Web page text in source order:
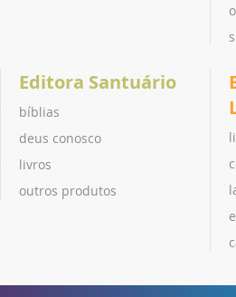
Editora Santuário
bíblias
deus conosco
livros
outros produtos